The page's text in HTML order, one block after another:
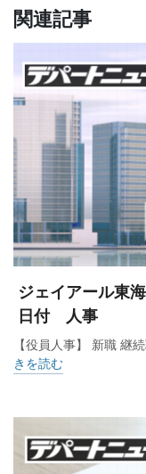
関連記事
ジェイアール東
日付 人事
【役員人事】 新職 継
きを読む